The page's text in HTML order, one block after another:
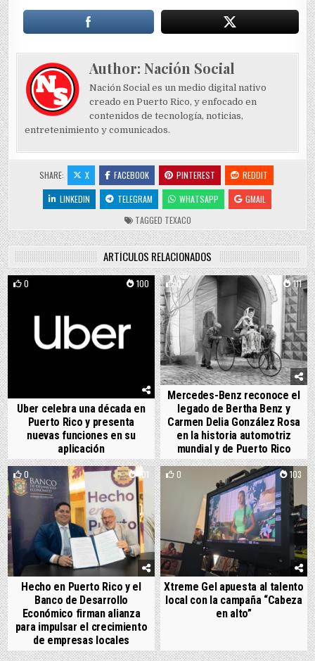
Author:Nación Social
Nación Social es un medio digital nativo
creado en Puerto Rico, y enfocado en
contenidos de tecnología, noticias,
entretenimiento y comunicados.
SHARE: X FACEBOOK PINTEREST
REDDIT
LINKEDIN
TELEGRAM WHATSAPP
GMAIL
TAGGED TEXACO
ARTÍCULOS RELACIONADOS
0 100
Uber celebra una década en
Puerto Rico y presenta
nuevas funciones en su
aplicación
0 111
Mercedes-Benz reconoce el
legado de Bertha Benz y
Carmen Delia González Rosa
en la historia automotriz
mundial y de Puerto Rico
0 101
Hecho en Puerto Rico y el
Banco de Desarrollo
Económico firman alianza
para impulsar el crecimiento
de empresas locales
0 103
Xtreme Gel apuesta al talento
local con la campaña “Cabeza
en alto”